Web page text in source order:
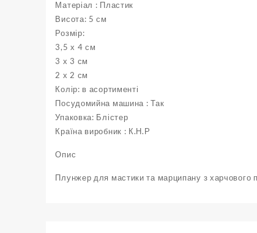
Матеріал : Пластик
Висота: 5 см
Розмір:
3,5 х 4 см
3 х 3 см
2 х 2 см
Колір: в асортименті
Посудомийна машина : Так
Упаковка: Блістер
Країна виробник : К.Н.Р
Опис
Плунжер для мастики та марципану з харчового